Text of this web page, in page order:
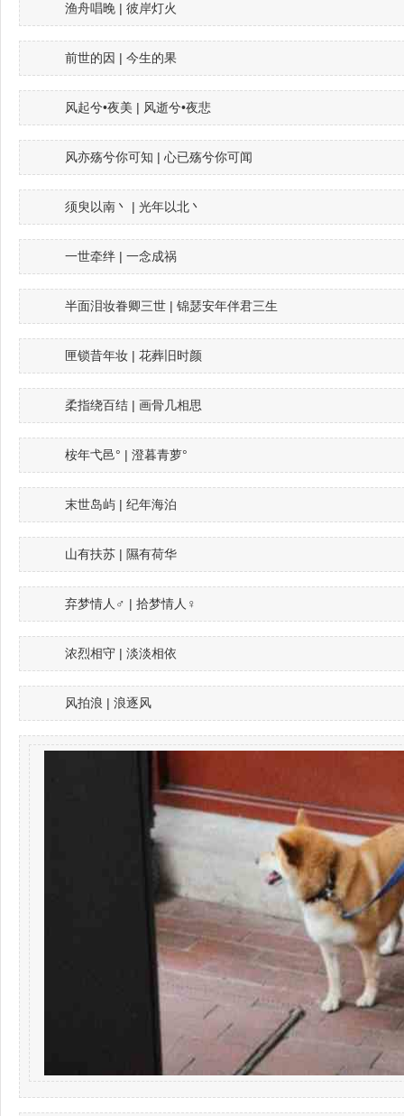
渔舟唱晚 | 彼岸灯火
前世的因 | 今生的果
风起兮•夜美 | 风逝兮•夜悲
风亦殇兮你可知 | 心已殇兮你可闻
须臾以南丶 | 光年以北丶
一世牵绊 | 一念成祸
半面泪妆眷卿三世 | 锦瑟安年伴君三生
匣锁昔年妆 | 花葬旧时颜
柔指绕百结 | 画骨几相思
桉年弋邑° | 澄暮青萝°
末世岛屿 | 纪年海泊
山有扶苏 | 隰有荷华
弃梦情人♂ | 拾梦情人♀
浓烈相守 | 淡淡相依
风拍浪 | 浪逐风